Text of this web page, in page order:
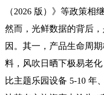
（2026 版）》等政策相
然而，光鲜数据的背后
因。其一，产品生命周
料，风吹日晒下极易老
比主题乐园设备 5-10 年